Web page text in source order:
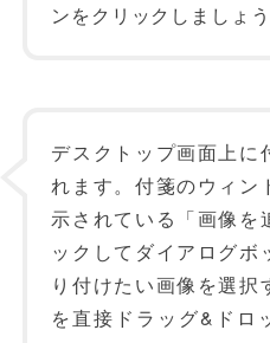
ンをクリックしましょう
デスクトップ画面上に
れます。付箋のウィン
示されている「画像を
ックしてダイアログボ
り付けたい画像を選択
を直接ドラッグ&ドロ